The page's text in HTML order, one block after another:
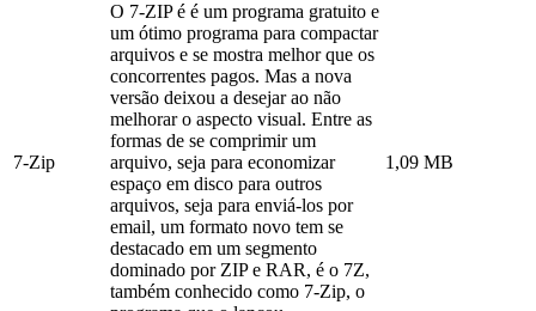
7-Zip
O 7-ZIP é é um programa gratuito e
um ótimo programa para compactar
arquivos e se mostra melhor que os
concorrentes pagos. Mas a nova
versão deixou a desejar ao não
melhorar o aspecto visual. Entre as
formas de se comprimir um
arquivo, seja para economizar
espaço em disco para outros
arquivos, seja para enviá-los por
email, um formato novo tem se
destacado em um segmento
dominado por ZIP e RAR, é o 7Z,
também conhecido como 7-Zip, o
1,09 MB